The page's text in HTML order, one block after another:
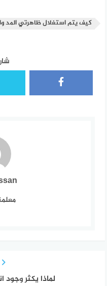
كيف يتم استغلال ظاهرتي المد
لماذا يكثر وجود